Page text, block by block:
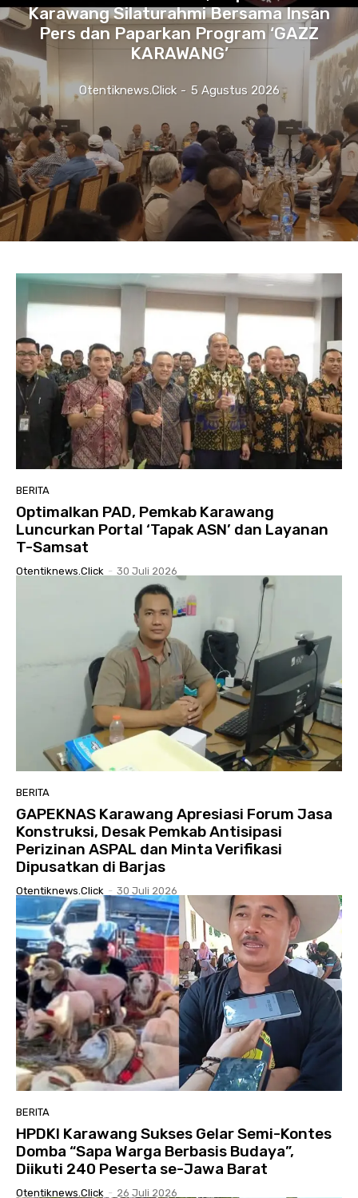
Karawang Silaturahmi Bersama Insan
Pers dan Paparkan Program ‘GAZZ
KARAWANG’
Otentiknews.click - 5 Agustus 2026
BERITA
Optimalkan PAD, Pemkab Karawang
Luncurkan Portal ‘Tapak ASN’ dan Layanan
T-Samsat
Otentiknews.click - 30 Juli 2026
BERITA
GAPEKNAS Karawang Apresiasi Forum Jasa
Konstruksi, Desak Pemkab Antisipasi
Perizinan ASPAL dan Minta Verifikasi
Dipusatkan di Barjas
Otentiknews.click - 30 Juli 2026
BERITA
HPDKI Karawang Sukses Gelar Semi-Kontes
Domba “Sapa Warga Berbasis Budaya”,
Diikuti 240 Peserta se-Jawa Barat
Otentiknews.click - 26 Juli 2026